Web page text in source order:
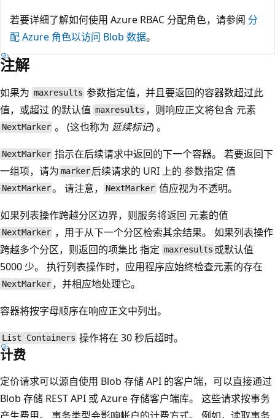
若要详细了解如何使用 Azure RBAC 分配角色，请参阅 分
配 Azure 角色以访问 Blob 数据。
注解
如果为 maxresults 参数指定值，并且要返回的容器数超过此
值，或超过 的默认值 maxresults ，则响应正文将包含 元素
NextMarker 。 (这也称为 延续标记) 。
NextMarker 指示在后续请求中返回的下一个容器。 若要返回下
一组项，请为 marker 后续请求的 URI 上的 参数指定 值
NextMarker。 请注意， NextMarker 值应视为不透明。
如果列表操作跨越分区边界，则服务将返回 元素的值
NextMarker ，用于从下一个分区检索其余结果。 如果列表操作
跨越多个分区，则返回的项集比 指定 maxresults 或默认值
5000 少。 执行列表操作时，应用程序应始终检查元素的存在
NextMarker ，并相应地处理它。
容器将按字母顺序在响应正文中列出。
List Containers 操作将在 30 秒后超时。
计费
定价请求可以源自使用 Blob 存储 API 的客户端，可以直接通过
Blob 存储 REST API 或 Azure 存储客户端库。 这些请求按事务
产生费用。 事务类型会影响帐户的计费方式。 例如，读取事务